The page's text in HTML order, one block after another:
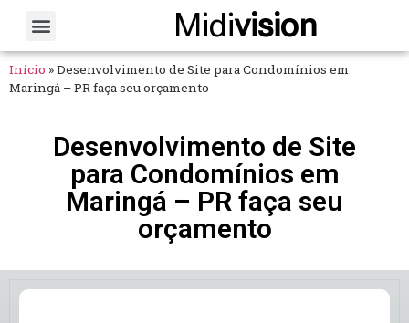
Midivision
Início »Desenvolvimento de Site para Condomínios em
Maringá – PR faça seu orçamento
Desenvolvimento de Site
para Condomínios em
Maringá – PR faça seu
orçamento